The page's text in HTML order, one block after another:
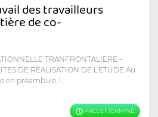
des travailleurs
de co-
TRANFRONTALIERE –
DE REALISATION DE L’ETUDE Au
en préambule, l...
PROJET TERMINÉ